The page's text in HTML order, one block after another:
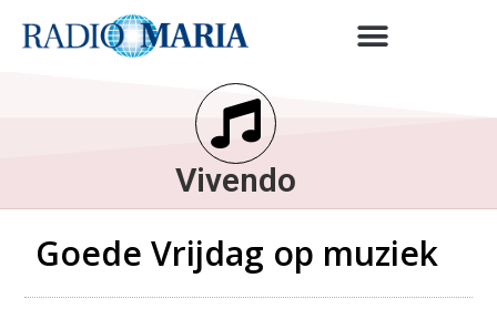
Vivendo
Goede Vrijdag op muziek